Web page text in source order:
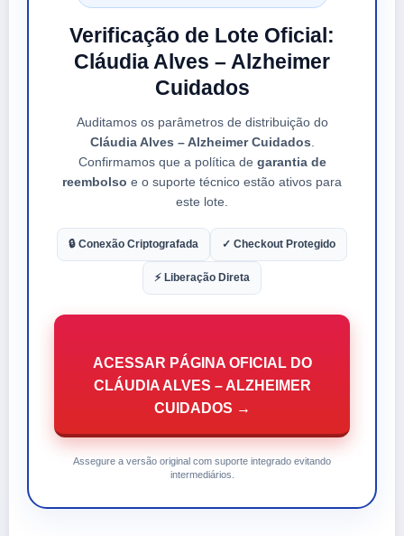
Verificação de Lote Oficial:
Cláudia Alves – Alzheimer
Cuidados
Auditamos os parâmetros de distribuição do
Cláudia Alves – Alzheimer Cuidados.
Confirmamos que a política de garantia de
reembolso e o suporte técnico estão ativos para
este lote.
🔒 Conexão Criptografada ✓ Checkout Protegido
⚡ Liberação Direta
ACESSAR PÁGINA OFICIAL DO
CLÁUDIA ALVES – ALZHEIMER
CUIDADOS →
Assegure a versão original com suporte integrado evitando
intermediários.